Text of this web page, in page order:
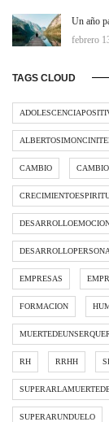
Un año
febrero
TAGS CLOUD
CAMBIO
EMPRESAS
FORMACION
RH RRHH
SUPERARUNDUELO